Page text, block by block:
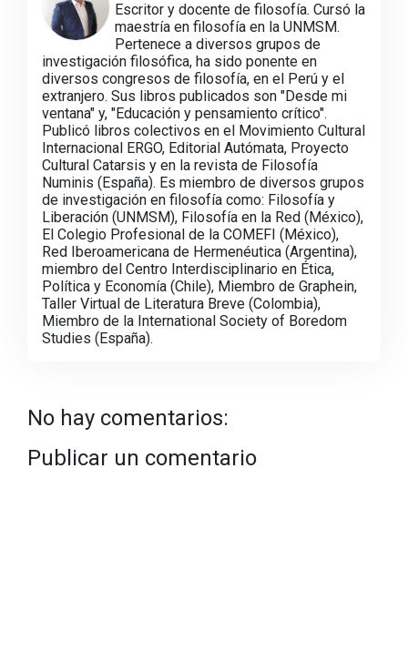
Escritor y docente de filosofía. Cursó la
maestría en filosofía en la UNMSM.
Pertenece a diversos grupos de
investigación filosófica, ha sido ponente en
diversos congresos de filosofía, en el Perú y el
extranjero. Sus libros publicados son "Desde mi
ventana" y, "Educación y pensamiento crítico".
Publicó libros colectivos en el Movimiento Cultural
Internacional ERGO, Editorial Autómata, Proyecto
Cultural Catarsis y en la revista de Filosofía
Numinis (España). Es miembro de diversos grupos
de investigación en filosofía como: Filosofía y
Liberación (UNMSM), Filosofía en la Red (México),
El Colegio Profesional de la COMEFI (México),
Red Iberoamericana de Hermenéutica (Argentina),
miembro del Centro Interdisciplinario en Ética,
Política y Economía (Chile), Miembro de Graphein,
Taller Virtual de Literatura Breve (Colombia),
Miembro de la International Society of Boredom
Studies (España).
No hay comentarios:
Publicar un comentario